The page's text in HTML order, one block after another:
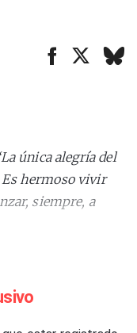
única alegría del
Es hermoso vivir
siempre, a
hecho antes y